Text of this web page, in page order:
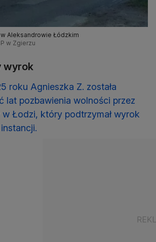
Aleksandrowie Łódzkim
w Zgierzu
wyrok
roku Agnieszka Z. została
lat pozbawienia wolności przez
Łodzi, który podtrzymał wyrok